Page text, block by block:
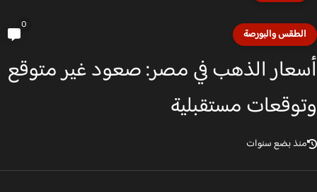
والبورصة
الذهب في مصر: صعود غير متوقع
مستقبلية
بضع سنوات